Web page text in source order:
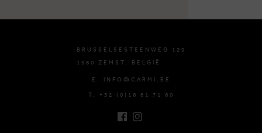
BRUSSELSESTEENWEG 129
1980 ZEMST, BELGIË
E. INFO@CARMI.BE
T. +32 (0)16 61 71 60